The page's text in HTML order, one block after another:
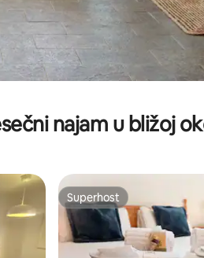
najam u bližoj
Superhost
Superhost